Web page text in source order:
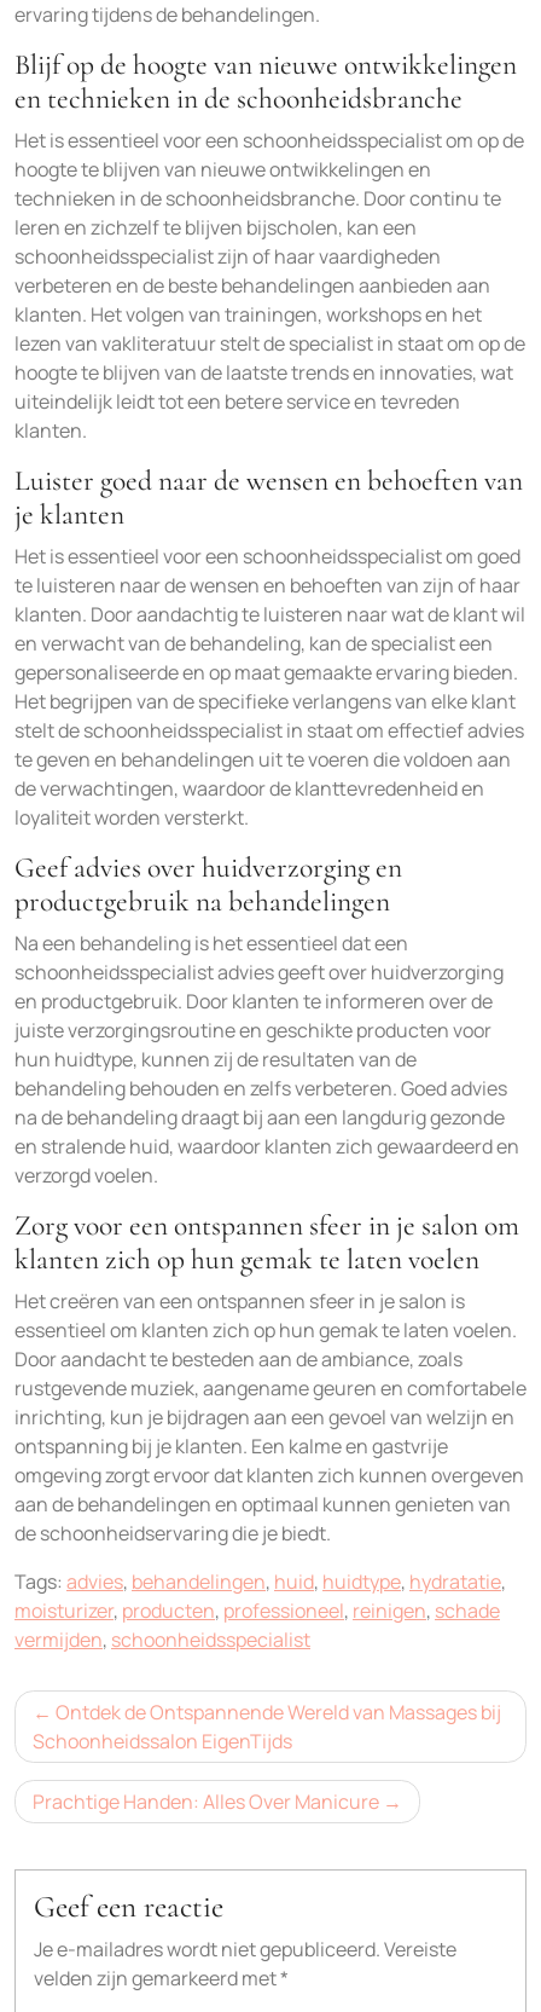
ervaring tijdens de behandelingen.
Blijf op de hoogte van nieuwe ontwikkelingen
en technieken in de schoonheidsbranche
Het is essentieel voor een schoonheidsspecialist om op de
hoogte te blijven van nieuwe ontwikkelingen en
technieken in de schoonheidsbranche. Door continu te
leren en zichzelf te blijven bijscholen, kan een
schoonheidsspecialist zijn of haar vaardigheden
verbeteren en de beste behandelingen aanbieden aan
klanten. Het volgen van trainingen, workshops en het
lezen van vakliteratuur stelt de specialist in staat om op de
hoogte te blijven van de laatste trends en innovaties, wat
uiteindelijk leidt tot een betere service en tevreden
klanten.
Luister goed naar de wensen en behoeften van
je klanten
Het is essentieel voor een schoonheidsspecialist om goed
te luisteren naar de wensen en behoeften van zijn of haar
klanten. Door aandachtig te luisteren naar wat de klant wil
en verwacht van de behandeling, kan de specialist een
gepersonaliseerde en op maat gemaakte ervaring bieden.
Het begrijpen van de specifieke verlangens van elke klant
stelt de schoonheidsspecialist in staat om effectief advies
te geven en behandelingen uit te voeren die voldoen aan
de verwachtingen, waardoor de klanttevredenheid en
loyaliteit worden versterkt.
Geef advies over huidverzorging en
productgebruik na behandelingen
Na een behandeling is het essentieel dat een
schoonheidsspecialist advies geeft over huidverzorging
en productgebruik. Door klanten te informeren over de
juiste verzorgingsroutine en geschikte producten voor
hun huidtype, kunnen zij de resultaten van de
behandeling behouden en zelfs verbeteren. Goed advies
na de behandeling draagt bij aan een langdurig gezonde
en stralende huid, waardoor klanten zich gewaardeerd en
verzorgd voelen.
Zorg voor een ontspannen sfeer in je salon om
klanten zich op hun gemak te laten voelen
Het creëren van een ontspannen sfeer in je salon is
essentieel om klanten zich op hun gemak te laten voelen.
Door aandacht te besteden aan de ambiance, zoals
rustgevende muziek, aangename geuren en comfortabele
inrichting, kun je bijdragen aan een gevoel van welzijn en
ontspanning bij je klanten. Een kalme en gastvrije
omgeving zorgt ervoor dat klanten zich kunnen overgeven
aan de behandelingen en optimaal kunnen genieten van
de schoonheidservaring die je biedt.
Tags: advies, behandelingen, huid, huidtype, hydratatie,
moisturizer, producten, professioneel, reinigen, schade
vermijden, schoonheidsspecialist
Bericht
navigatie
Ontdek de Ontspannende Wereld van Massages bij
Schoonheidssalon EigenTijds
Prachtige Handen: Alles Over Manicure
Geef een reactie
Je e-mailadres wordt niet gepubliceerd.Vereiste
velden zijn gemarkeerd met*